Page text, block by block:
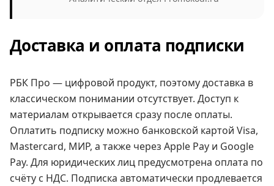
Доставка и оплата подписки
РБК Про — цифровой продукт, поэтому доставка в
классическом понимании отсутствует. Доступ к
материалам открывается сразу после оплаты.
Оплатить подписку можно банковской картой Visa,
Mastercard, МИР, а также через Apple Pay и Google
Pay. Для юридических лиц предусмотрена оплата по
счёту с НДС. Подписка автоматически продлевается